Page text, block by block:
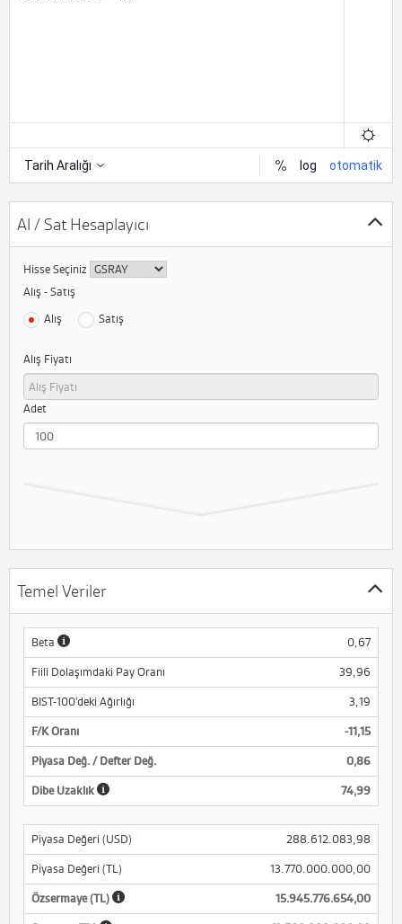
Al / Sat Hesaplayıcı
Hisse Seçiniz
Alış - Satış
Alış
Satış
Alış Fiyatı
Adet
Temel Veriler
Beta 0,67
Fiili Dolaşımdaki Pay Oranı 39,96
BIST-100'deki Ağırlığı 3,19
F/K Oranı -11,15
Piyasa Değ. / Defter Değ. 0,86
Dibe Uzaklık 74,99
Piyasa Değeri (USD) 288.612.083,98
Piyasa Değeri (TL) 13.770.000.000,00
Özsermaye (TL) 15.945.776.654,00